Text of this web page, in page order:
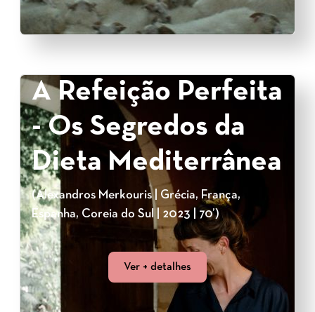
A Refeição Perfeita
- Os Segredos da
Dieta Mediterrânea
(Alexandros Merkouris | Grécia, França,
Espanha, Coreia do Sul | 2023 | 70’)
Ver + detalhes